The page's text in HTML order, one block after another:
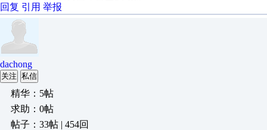
回复 引用 举报
dachong
关注 私信
精华：5帖
求助：0帖
帖子：33帖 | 454回